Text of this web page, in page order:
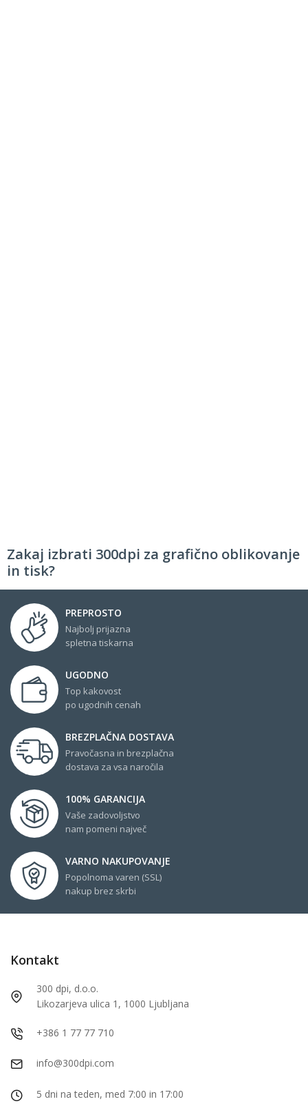
Zakaj izbrati 300dpi za grafično oblikovanje
in tisk?
PREPROSTO
Najbolj prijazna
spletna tiskarna
UGODNO
Top kakovost
po ugodnih cenah
BREZPLAČNA DOSTAVA
Pravočasna in brezplačna
dostava za vsa naročila
100% GARANCIJA
Vaše zadovoljstvo
nam pomeni največ
VARNO NAKUPOVANJE
Popolnoma varen (SSL)
nakup brez skrbi
Kontakt
300 dpi, d.o.o.
Likozarjeva ulica 1, 1000 Ljubljana
+386 1 77 77 710
info@300dpi.com
5 dni na teden, med 7:00 in 17:00